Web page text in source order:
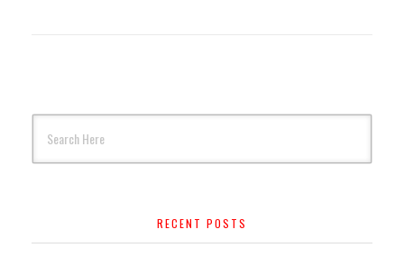
RECENT POSTS